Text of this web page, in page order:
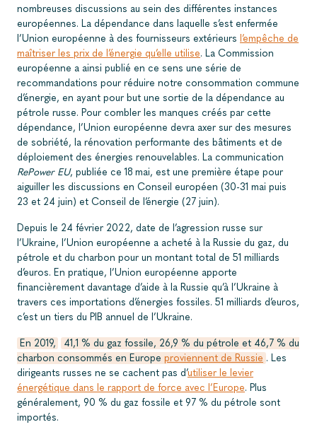
nombreuses discussions au sein des différentes instances
européennes. La dépendance dans laquelle s’est enfermée
l’Union européenne à des fournisseurs extérieurs l’empêche de
maîtriser les prix de l’énergie qu’elle utilise. La Commission
européenne a ainsi publié en ce sens une série de
recommandations pour réduire notre consommation commune
d’énergie, en ayant pour but une sortie de la dépendance au
pétrole russe. Pour combler les manques créés par cette
dépendance, l’Union européenne devra axer sur des mesures
de sobriété, la rénovation performante des bâtiments et de
déploiement des énergies renouvelables. La communication
RePower EU, publiée ce 18 mai, est une première étape pour
aiguiller les discussions en Conseil européen (30-31 mai puis
23 et 24 juin) et Conseil de l’énergie (27 juin).
Depuis le 24 février 2022, date de l’agression russe sur
l’Ukraine, l’Union européenne a acheté à la Russie du gaz, du
pétrole et du charbon pour un montant total de 51 milliards
d’euros. En pratique, l’Union européenne apporte
financièrement davantage d’aide à la Russie qu’à l’Ukraine à
travers ces importations d’énergies fossiles. 51 milliards d’euros,
c’est un tiers du PIB annuel de l’Ukraine.
En 2019,
41,1 % du gaz fossile, 26,9 % du pétrole et 46,7 % du
charbon consommés en Europe proviennent de Russie . Les
dirigeants russes ne se cachent pas d’utiliser le levier
énergétique dans le rapport de force avec l’Europe. Plus
généralement, 90 % du gaz fossile et 97 % du pétrole sont
importés.